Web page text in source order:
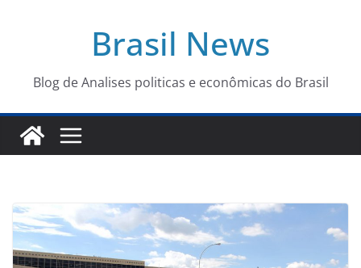
conteúdo
Brasil News
Blog de Analises politicas e econômicas do Brasil